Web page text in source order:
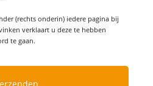
(rechts onderin) iedere pagina bij
verklaart u deze te hebben
te gaan.